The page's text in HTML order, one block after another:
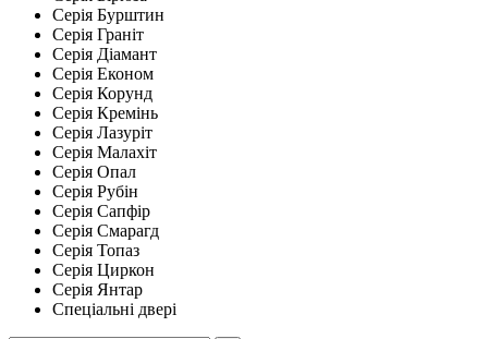
Серія Бурштин
Серія Граніт
Серія Діамант
Серія Економ
Серія Корунд
Серія Кремінь
Серія Лазуріт
Серія Малахіт
Серія Опал
Серія Рубін
Серія Сапфір
Серія Смарагд
Серія Топаз
Серія Циркон
Серія Янтар
Спеціальні двері